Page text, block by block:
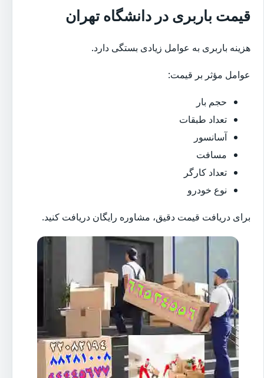
قیمت باربری در دانشگاه تهران
هزینه باربری به عوامل زیادی بستگی دارد.
عوامل مؤثر بر قیمت:
حجم بار
تعداد طبقات
آسانسور
مسافت
تعداد کارگر
نوع خودرو
برای دریافت قیمت دقیق، مشاوره رایگان دریافت کنید.